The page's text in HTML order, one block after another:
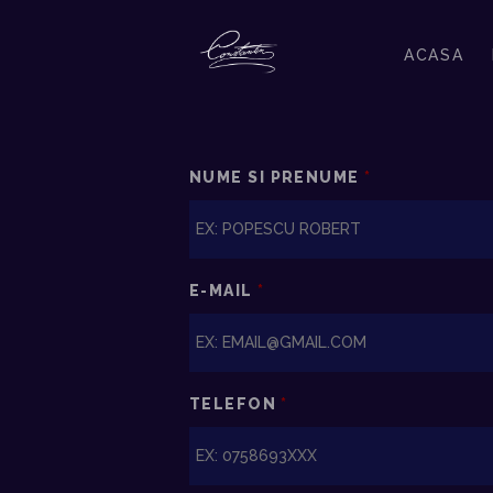
ACASA
NUME SI PRENUME *
E-MAIL *
TELEFON *